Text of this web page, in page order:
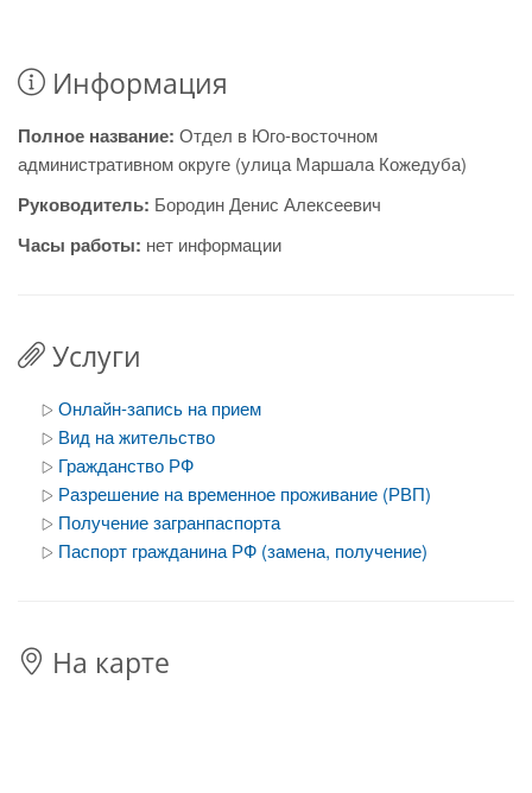
Информация
Полное название: Отдел в Юго-восточном
административном округе (улица Маршала Кожедуба)
Руководитель: Бородин Денис Алексеевич
Часы работы: нет информации
Услуги
Онлайн-запись на прием
Вид на жительство
Гражданство РФ
Разрешение на временное проживание (РВП)
Получение загранпаспорта
Паспорт гражданина РФ (замена, получение)
На карте